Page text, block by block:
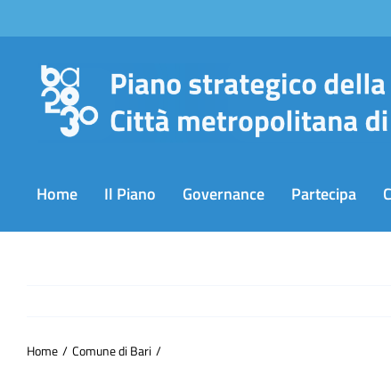
al
contenuto
Home Il Piano Governance Partecipa
Home Comune di Bari